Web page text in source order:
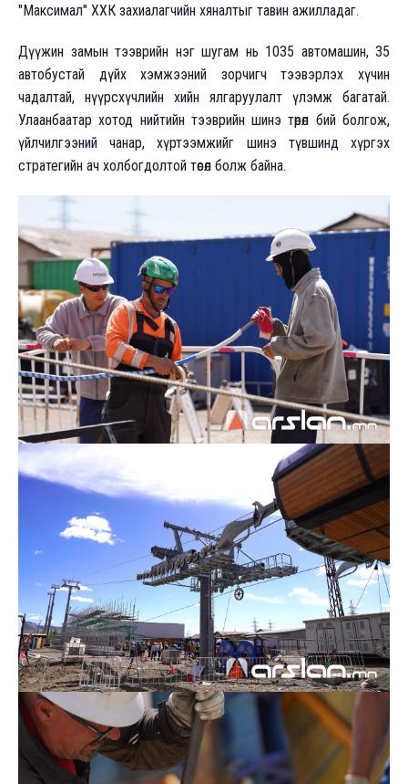
"Максимал" ХХК захиалагчийн хяналтыг тавин ажилладаг.
Дүүжин замын тээврийн нэг шугам нь 1035 автомашин, 35
автобустай дүйх хэмжээний зорчигч тээвэрлэх хүчин
чадалтай, нүүрсхүчлийн хийн ялгаруулалт үлэмж багатай.
Улаанбаатар хотод нийтийн тээврийн шинэ төрөл бий болгож,
үйлчилгээний чанар, хүртээмжийг шинэ түвшинд хүргэх
стратегийн ач холбогдолтой төсөл болж байна.